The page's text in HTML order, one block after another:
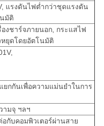
แรงดันไฟต่ำกว่าชุดแรงดัน
มัติ
องชาร์จภายนอก, กระแสไฟ
ยุดโดยอัตโนมัติ
กกันเพื่อความแม่นยำในการ
ามจุ ฯลฯ
กับคอมพิวเตอร์ผ่านสาย